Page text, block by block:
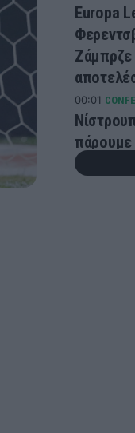
Europa
Ζάμπρζε
00:01
πάρουμε
23:56